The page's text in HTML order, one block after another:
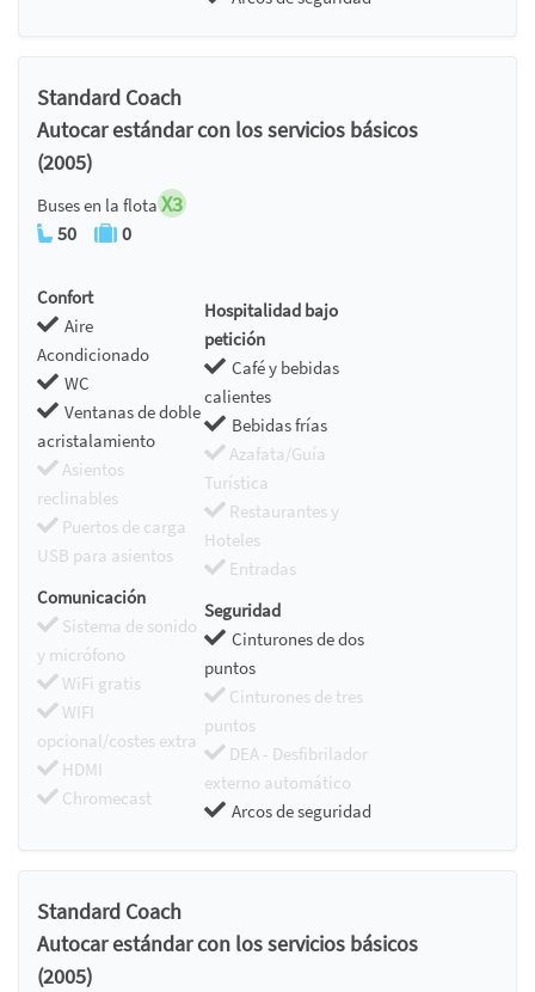
Standard Coach
Autocar estándar con los servicios básicos
(2005)
Buses en la flota X3
50 0
Confort
Aire
Acondicionado
WC
Ventanas de doble
acristalamiento
Asientos
reclinables
Puertos de carga
USB para asientos
Hospitalidad bajo
petición
Café y bebidas
calientes
Bebidas frías
Azafata/Guía
Turística
Restaurantes y
Hoteles
Entradas
Comunicación
Sistema de sonido
y micrófono
WiFi gratis
WIFI
opcional/costes extra
HDMI
Chromecast
Seguridad
Cinturones de dos
puntos
Cinturones de tres
puntos
DEA - Desfibrilador
externo automático
Arcos de seguridad
Standard Coach
Autocar estándar con los servicios básicos
(2005)